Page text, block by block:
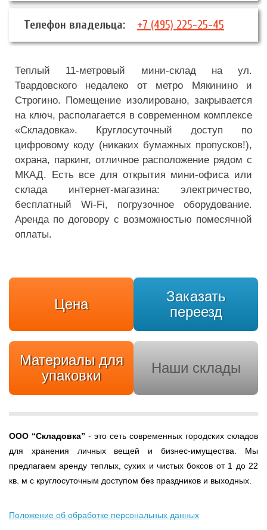
Телефон владельца: +7 (495) 225-25-45
Теплый 11-метровый мини-склад на ул.
Твардовского недалеко от метро Мякинино и
Строгино. Помещение изолировано, закрывается
на ключ, располагается в современном комплексе
«Складовка». Круглосуточный доступ по
цифровому коду (никаких бумажных пропусков!),
охрана, паркинг, отличное расположение рядом с
МКАД. Есть все для открытия мини-офиса или
склада интернет-магазина: электричество,
бесплатный Wi-Fi, погрузочное оборудование.
Аренда по договору с возможностью помесячной
оплаты.
Цена
Заказать
переезд
Материалы для
упаковки
Наши склады
ООО “Складовка” - это сеть современных городских складов
для хранения личных вещей и бизнес-имущества. Мы
предлагаем аренду теплых, сухих и чистых боксов от 1 до 22
кв. м с круглосуточным доступом без праздников и выходных.
Положение об обработке персональных данных